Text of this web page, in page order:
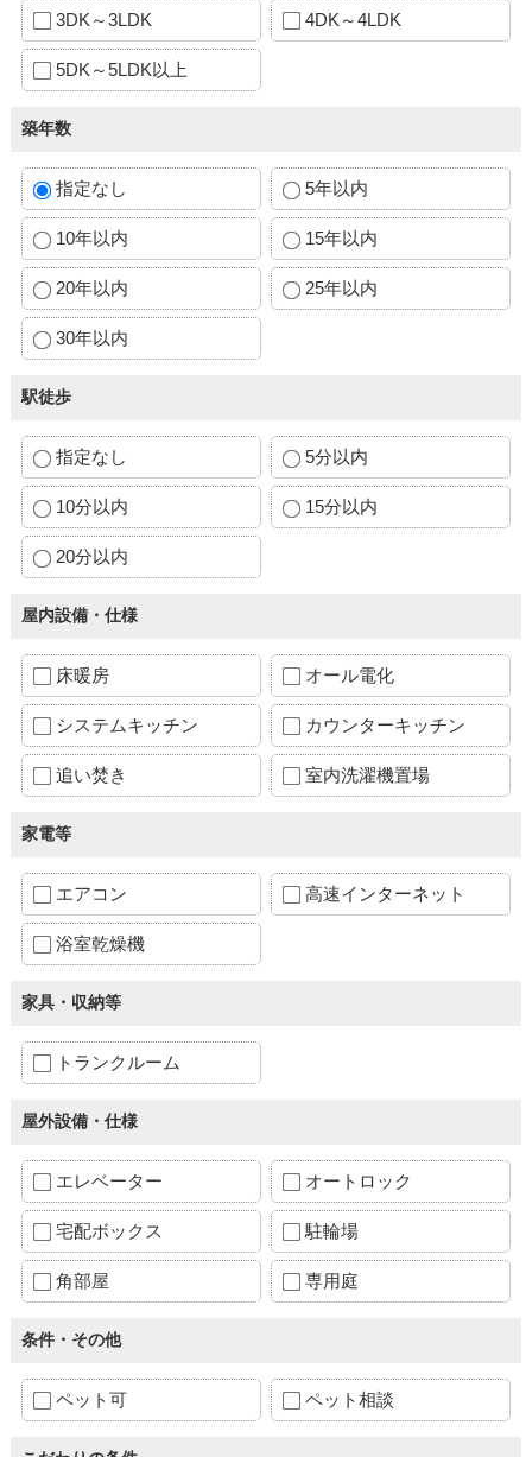
3DK～3LDK 4DK～4LDK
5DK～5LDK以上
築年数
指定なし 5年以内
10年以内 15年以内
20年以内 25年以内
30年以内
駅徒歩
指定なし 5分以内
10分以内 15分以内
20分以内
屋内設備・仕様
床暖房 オール電化
システムキッチン カウンターキッチン
追い焚き 室内洗濯機置場
家電等
エアコン 高速インターネット
浴室乾燥機
家具・収納等
トランクルーム
屋外設備・仕様
エレベーター オートロック
宅配ボックス 駐輪場
角部屋 専用庭
条件・その他
ペット可 ペット相談